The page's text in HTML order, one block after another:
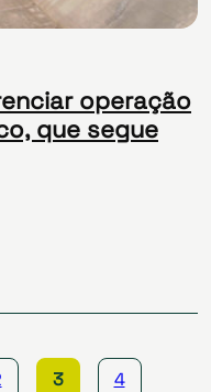
operação
que segue
3
4